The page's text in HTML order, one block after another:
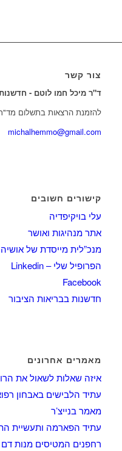
צור קשר
ד"ר מיכל חמו לוטם -
להזמנת הרצאות בתשלום
michalhemmo@gmail.com
קישורים חשובים
עלי בויקיפדיה
אתר מנהיגות ואושר
מנכ”לית מייסדת של אושיה
הפרופיל שלי – Linkedin
Facebook
חדשנות בבריאות הציבור
מאמרים אחרונים
איזה שאלות לשאול את
עתיד הלבישים באבחון
מאמר בנייצ’ר
עתיד הפארמה ותעשיית
רחפנים המטיסים מנות דם